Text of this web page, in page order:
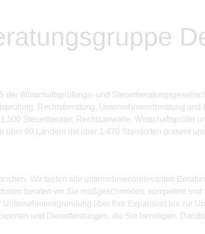
der Wirtschaftsprüfungs- und
Rechtsberatung, Unternehmensberatung
Steuerberater, Rechtsanwälte, Wirtschaftsprüfer
60 Ländern mit über 1.470 Standorten präsent
Wir bieten alle unternehmensrelevanten
beraten wir Sie maßgeschneidert, kompetent
über Ihre Expansion bis zur
und Dienstleistungen, die Sie benötigen.